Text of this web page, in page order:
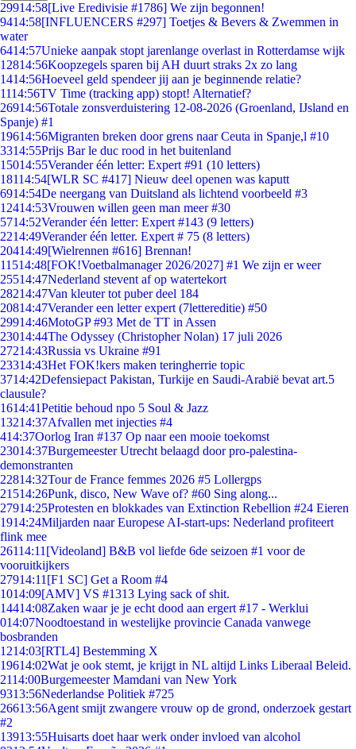
29914:58[Live Eredivisie #1786] We zijn begonnen!
9414:58[INFLUENCERS #297] Toetjes & Bevers & Zwemmen in
water
6414:57Unieke aanpak stopt jarenlange overlast in Rotterdamse wijk
12814:56Koopzegels sparen bij AH duurt straks 2x zo lang
1414:56Hoeveel geld spendeer jij aan je beginnende relatie?
1114:56TV Time (tracking app) stopt! Alternatief?
26914:56Totale zonsverduistering 12-08-2026 (Groenland, IJsland en
Spanje) #1
19614:56Migranten breken door grens naar Ceuta in Spanje,l #10
3314:55Prijs Bar le duc rood in het buitenland
15014:55Verander één letter: Expert #91 (10 letters)
18114:54[WLR SC #417] Nieuw deel openen was kaputt
6914:54De neergang van Duitsland als lichtend voorbeeld #3
12414:53Vrouwen willen geen man meer #30
5714:52Verander één letter: Expert #143 (9 letters)
2214:49Verander één letter. Expert # 75 (8 letters)
20414:49[Wielrennen #616] Brennan!
11514:48[FOK!Voetbalmanager 2026/2027] #1 We zijn er weer
25514:47Nederland stevent af op watertekort
28214:47Van kleuter tot puber deel 184
20814:47Verander een letter expert (7lettereditie) #50
29914:46MotoGP #93 Met de TT in Assen
23014:44The Odyssey (Christopher Nolan) 17 juli 2026
27214:43Russia vs Ukraine #91
23314:43Het FOK!kers maken teringherrie topic
3714:42Defensiepact Pakistan, Turkije en Saudi-Arabië bevat art.5
clausule?
1614:41Petitie behoud npo 5 Soul & Jazz
13214:37Afvallen met injecties #4
414:37Oorlog Iran #137 Op naar een mooie toekomst
23014:37Burgemeester Utrecht belaagd door pro-palestina-
demonstranten
22814:32Tour de France femmes 2026 #5 Lollergps
21514:26Punk, disco, New Wave of? #60 Sing along...
27914:25Protesten en blokkades van Extinction Rebellion #24 Eieren
1914:24Miljarden naar Europese AI-start-ups: Nederland profiteert
flink mee
26114:11 [Videoland] B&B vol liefde 6de seizoen #1 voor de
vooruitkijkers
27914:11 [F1 SC] Get a Room #4
1014:09[AMV] VS #1313 Lying sack of shit.
14414:08Zaken waar je je echt dood aan ergert #17 - Werklui
014:07Noodtoestand in westelijke provincie Canada vanwege
bosbranden
1214:03[RTL4] Bestemming X
19614:02Wat je ook stemt, je krijgt in NL altijd Links Liberaal Beleid.
2114:00Burgemeester Mamdani van New York
9313:56Nederlandse Politiek #725
26613:56Agent smijt zwangere vrouw op de grond, onderzoek gestart
#2
13913:55Huisarts doet haar werk onder invloed van alcohol